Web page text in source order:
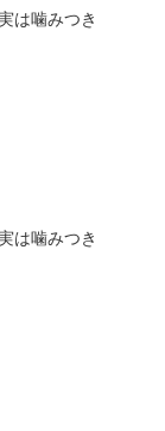
は噛みつき
は噛みつき